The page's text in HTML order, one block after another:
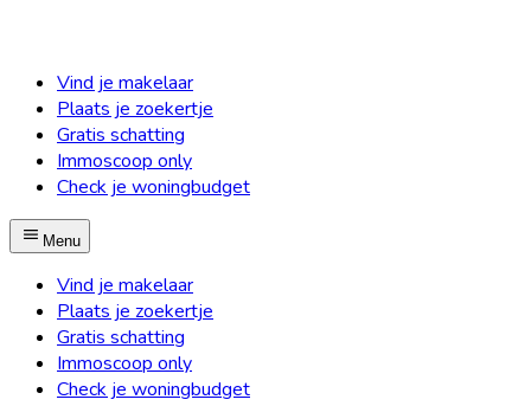
Vind je makelaar
Plaats je zoekertje
Gratis schatting
Immoscoop only
Check je woningbudget
Menu
Vind je makelaar
Plaats je zoekertje
Gratis schatting
Immoscoop only
Check je woningbudget